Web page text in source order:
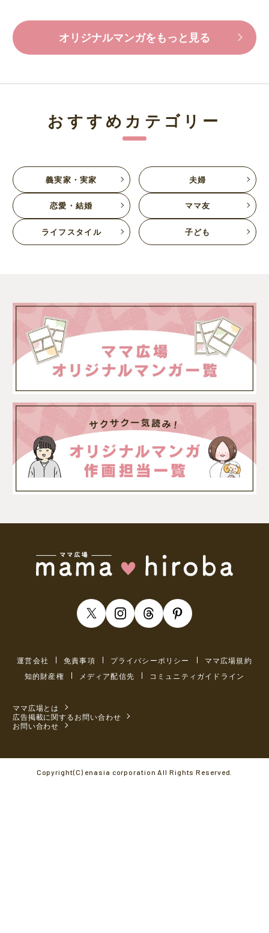
オリジナルマンガをもっと見る
おすすめカテゴリー
義実家・実家 夫婦
恋愛・結婚 ママ友
ライフスタイル 子ども
運営会社 免責事項 プライバシーポリシー
ママ広場規約
知的財産権
メディア配信先 コミュニティガイドライン
ママ広場とは
広告掲載に関するお問い合わせ
お問い合わせ
Copyright(C) enasia corporation All Rights Reserved.